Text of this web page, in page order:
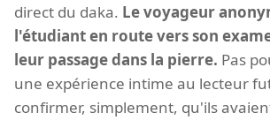
direct du daka. Le voyageur
l'étudiant en route vers son
leur passage dans la pierre. Pas
une expérience intime au lecteur
confirmer, simplement, qu'ils